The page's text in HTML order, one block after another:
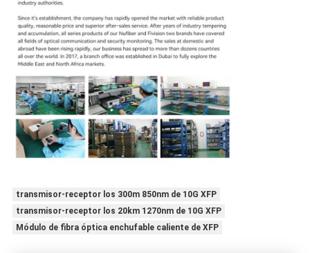
transmisor-receptor los 300m 850nm de 10G XFP
transmisor-receptor los 20km 1270nm de 10G XFP
Módulo de fibra óptica enchufable caliente de XFP